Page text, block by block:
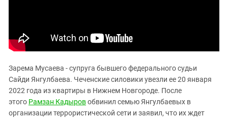
Зарема Мусаева - супруга бывшего федерального судьи
Сайди Янгулбаева. Чеченские силовики увезли ее 20 января
2022 года из квартиры в Нижнем Новгороде. После
этого Рамзан Кадыровобвинил семью Янгулбаевых в
организации террористической сети и заявил, что их ждет